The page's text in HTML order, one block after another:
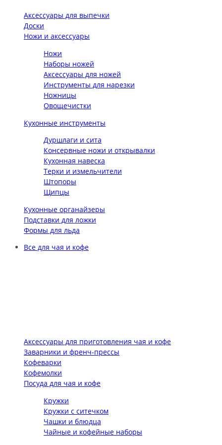
Аксессуары для выпечки
Доски
Ножи и аксессуары
Ножи
Наборы ножей
Аксессуары для ножей
Инструменты для нарезки
Ножницы
Овощечистки
Кухонные инструменты
Дуршлаги и сита
Консервные ножи и открывалки
Кухонная навеска
Терки и измельчители
Штопоры
Щипцы
Кухонные органайзеры
Подставки для ложки
Формы для льда
Все для чая и кофе
Аксессуары для приготовления чая и кофе
Заварники и френч-прессы
Кофеварки
Кофемолки
Посуда для чая и кофе
Кружки
Кружки с ситечком
Чашки и блюдца
Чайные и кофейные наборы